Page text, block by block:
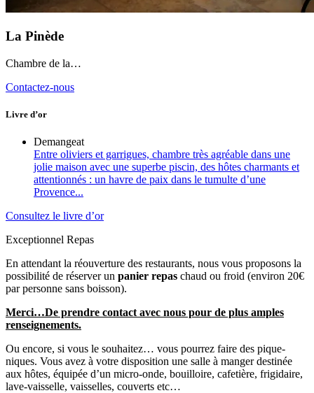
La Pinède
Chambre de la…
Contactez-nous
Livre d’or
Demangeat
Entre oliviers et garrigues, chambre très agréable dans une
jolie maison avec une superbe piscin, des hôtes charmants et
attentionnés : un havre de paix dans le tumulte d’une
Provence...
Consultez le livre d’or
Exceptionnel Repas
En attendant la réouverture des restaurants, nous vous proposons la
possibilité de réserver un panier repas chaud ou froid (environ 20€
par personne sans boisson).
Merci…De prendre contact avec nous pour de plus amples
renseignements.
Ou encore, si vous le souhaitez… vous pourrez faire des pique-
niques. Vous avez à votre disposition une salle à manger destinée
aux hôtes, équipée d’un micro-onde, bouilloire, cafetière, frigidaire,
lave-vaisselle, vaisselles, couverts etc…